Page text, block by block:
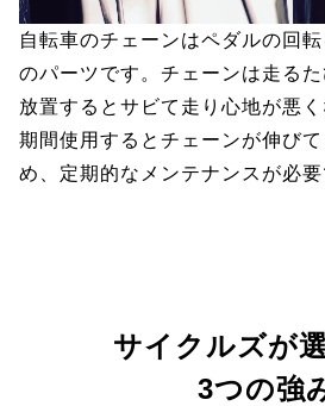
自転車のチェーンはペダルの回
のパーツです。チェーンは走るた
放置するとサビて走り心地が悪
期間使用するとチェーンが伸び
め、定期的なメンテナンスが必要
サイクルズが
3つの強